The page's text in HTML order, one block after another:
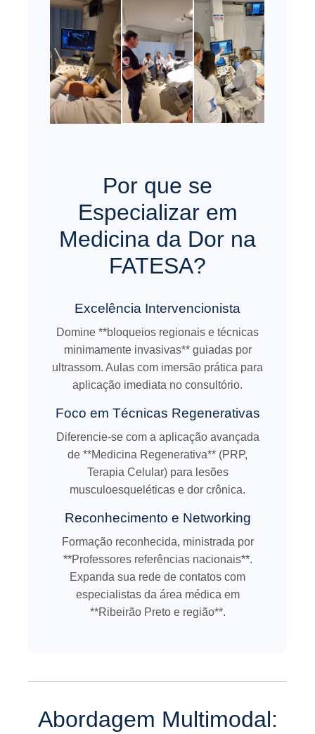
Por que se
Especializar em
Medicina da Dor na
FATESA?
Excelência Intervencionista
Domine **bloqueios regionais e técnicas
minimamente invasivas** guiadas por
ultrassom. Aulas com imersão prática para
aplicação imediata no consultório.
Foco em Técnicas Regenerativas
Diferencie-se com a aplicação avançada
de **Medicina Regenerativa** (PRP,
Terapia Celular) para lesões
musculoesqueléticas e dor crônica.
Reconhecimento e Networking
Formação reconhecida, ministrada por
**Professores referências nacionais**.
Expanda sua rede de contatos com
especialistas da área médica em
**Ribeirão Preto e região**.
Abordagem Multimodal: